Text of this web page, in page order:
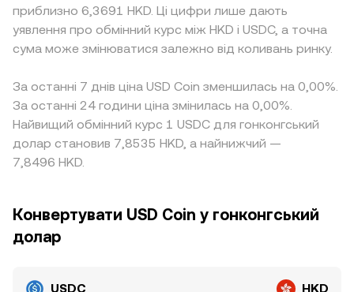
приблизно 6,3691 HKD. Ці цифри лише дають
уявлення про обмінний курс між HKD і USDC, а точна
сума може змінюватися залежно від коливань ринку.
За останні 7 днів ціна USD Coin зменшилась на 0,00%.
За останні 24 години ціна змінилась на 0,00%.
Найвищий обмінний курс 1 USDC для гонконгський
долар становив 7,8535 HKD, а найнижчий —
7,8496 HKD.
Конвертувати USD Coin у гонконгський
долар
USDC HKD